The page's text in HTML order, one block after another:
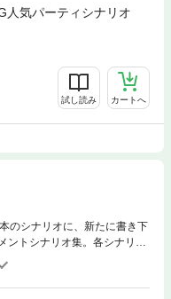
人気パーティシナリオ
試し読み カートへ
のシナリオに、新たに書き下
ントシナリオ集。各シナリオ
鋭くチェック！ しかもリプ
ヴェルたち、アドベンチャ
アドベンチャラーズと、4つ